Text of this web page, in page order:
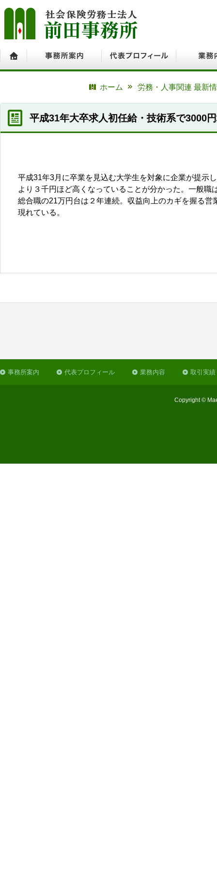
ホーム
労務・人事関連 最新
平成31年大卒求人初任給・技術系で3000
平成31年3月に卒業を見込む大学生を対象に企業が提示
より３千円ほど高くなっていることが分かった。一般
総合職の21万円台は２年連続。収益向上のカギを握る
現れている。
事務所案内 代表プロフィール 業務内容 取引実績
Copyright ©